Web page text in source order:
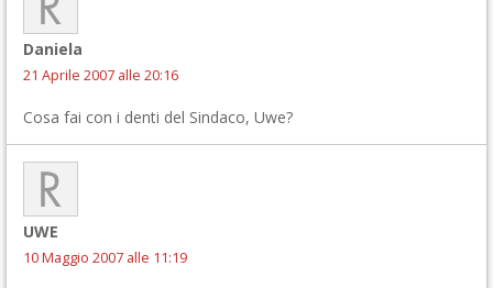
Daniela
21 Aprile 2007 alle 20:16
Cosa fai con i denti del Sindaco, Uwe?
UWE
10 Maggio 2007 alle 11:19